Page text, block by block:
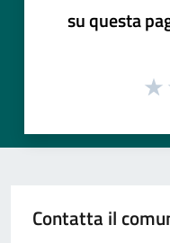
su questa
Contatta il